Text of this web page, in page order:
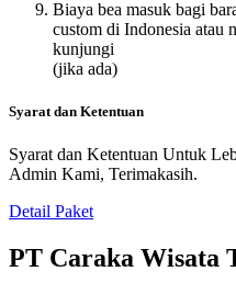
Biaya bea masuk bagi
custom di Indonesia atau
kunjungi
(jika ada)
Syarat dan Ketentuan
Syarat dan Ketentuan Untuk
Admin Kami, Terimakasih.
Detail Paket
PT Caraka Wisata